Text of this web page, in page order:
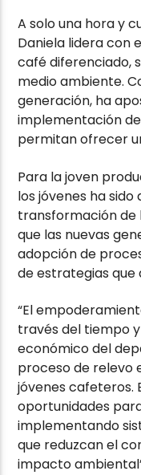
A solo una hora y
Daniela lidera con
café diferenciado,
medio ambiente.
generación, ha
implementación
permitan ofrecer
Para la joven
los jóvenes ha
transformación de
que las nuevas
adopción de
de estrategias que
“El
través del tiempo
económico del
proceso de relevo
jóvenes cafeteros.
oportunidades
implementando
que reduzcan el
impacto